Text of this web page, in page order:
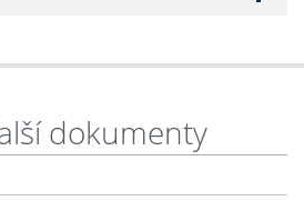
dokumenty